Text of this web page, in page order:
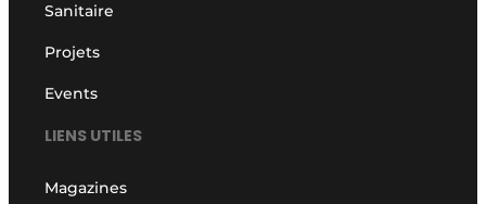
Sanitaire
Projets
Events
LIENS UTILES
Magazines